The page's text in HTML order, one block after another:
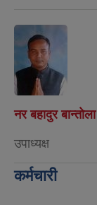
नर बहादुर बान्ताेला
उपाध्यक्ष
कर्मचारी